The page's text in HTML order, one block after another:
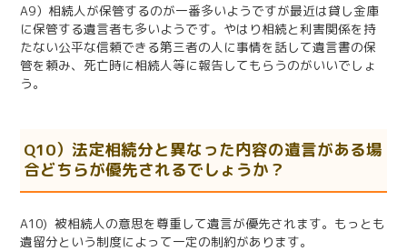
A9）相続人が保管するのが一番多いようですが最近は貸し金庫
に保管する遺言者も多いようです。やはり相続と利害関係を持
たない公平な信頼できる第三者の人に事情を話して遺言書の保
管を頼み、死亡時に相続人等に報告してもらうのがいいでしょ
う。
Q10）法定相続分と異なった内容の遺言がある場
合どちらが優先されるでしょうか？
A10) 被相続人の意思を尊重して遺言が優先されます。もっとも
遺留分という制度によって一定の制約があります。